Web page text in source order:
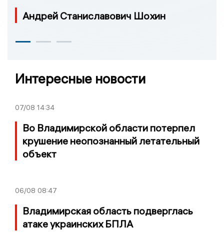
Андрей Станиславович Шохин
Интересные новости
07/08 14:34
Во Владимирской области потерпел
крушение неопознанный летательный
объект
06/08 08:47
Владимирская область подверглась
атаке украинских БПЛА